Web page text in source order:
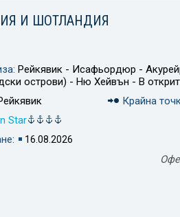
И ШОТЛАНДИЯ
Рейкявик - Исафьордюр -
острови) - Ню Хейвън - В
Крайна
Star
16.08.2026